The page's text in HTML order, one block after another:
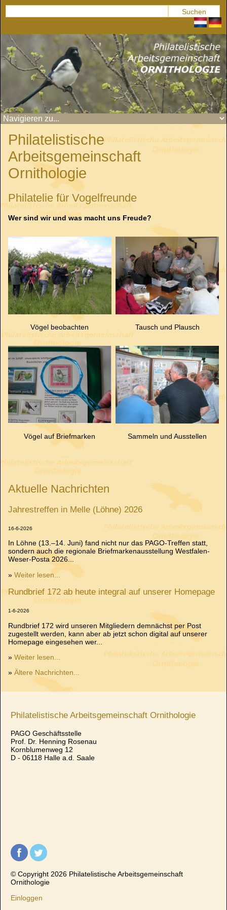
Philatelistische
Arbeitsgemeinschaft
Ornithologie
Philatelie für Vogelfreunde
Wer sind wir und was macht uns Freude?
Vögel beobachten Tausch und Plausch
Vögel auf Briefmarken Sammeln und Ausstellen
Aktuelle Nachrichten
Jahrestreffen in Melle (Löhne) 2026
16-6-2026
In Löhne (13.–14. Juni) fand nicht nur das PAGO-Treffen statt,
sondern auch die regionale Briefmarkenausstellung Westfalen-
Weser-Posta 2026...
» Weiter lesen...
Rundbrief 172 ab heute integral auf unserer Homepage
1-6-2026
Rundbrief 172 wird unseren Mitgliedern demnächst per Post
zugestellt werden, kann aber ab jetzt schon digital auf unserer
Homepage eingesehen wer...
» Weiter lesen...
» Ältere Nachrichten...
Philatelistische Arbeitsgemeinschaft Ornithologie
PAGO Geschäftsstelle
Prof. Dr. Henning Rosenau
Kornblumenweg 12
D - 06118 Halle a.d. Saale
© Copyright 2026 Philatelistische Arbeitsgemeinschaft
Ornithologie
Einloggen